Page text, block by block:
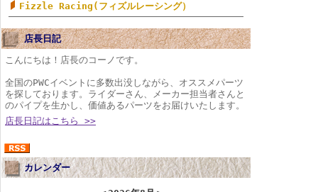
Fizzle Racing(フィズルレーシング）
店長日記
こんにちは！店長のコーノです。
全国のPWCイベントに多数出没しながら、オススメパーツ
を探しております。ライダーさん、メーカー担当者さんと
のパイプを生かし、価値あるパーツをお届けいたします。
店長日記はこちら >>
カレンダー